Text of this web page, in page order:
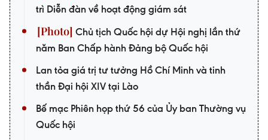
trì Diễn đàn về hoạt động giám sát
Chủ tịch Quốc hội dự Hội nghị lần thứ
năm Ban Chấp hành Đảng bộ Quốc hội
Lan tỏa giá trị tư tưởng Hồ Chí Minh và tinh
thần Đại hội XIV tại Lào
Bế mạc Phiên họp thứ 56 của Ủy ban Thường vụ
Quốc hội